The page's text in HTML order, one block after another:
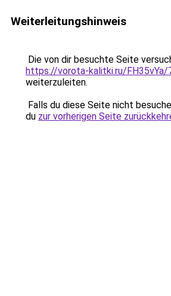
Weiterleitungshinweis
Die von dir besuchte Seite
https://vorota-kalitki.ru/FH35vYa/
weiterzuleiten.
Falls du diese Seite nicht
du zur vorherigen Seite